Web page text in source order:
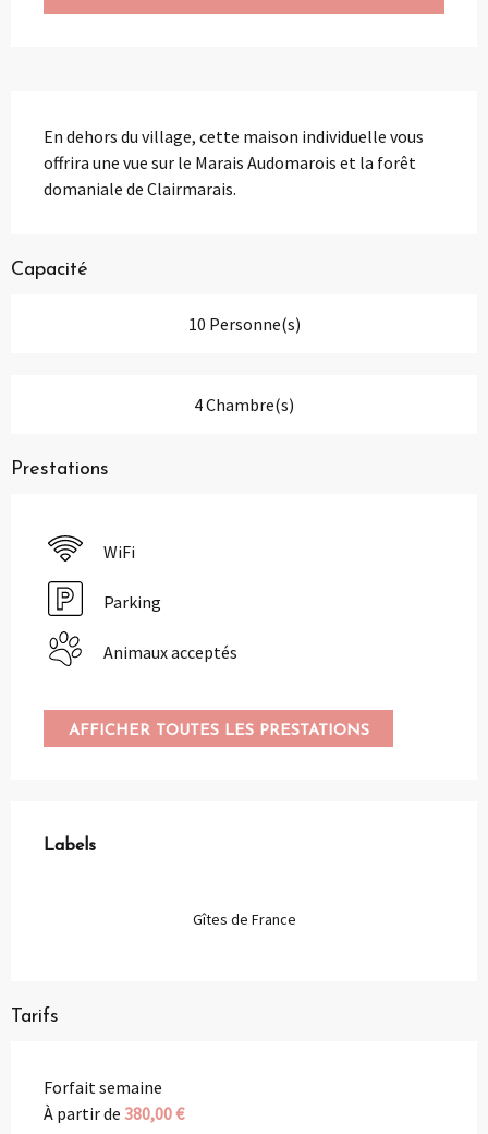
En dehors du village, cette maison individuelle vous
offrira une vue sur le Marais Audomarois et la forêt
domaniale de Clairmarais.
Capacité
10 Personne(s)
4 Chambre(s)
Prestations
WiFi
Parking
Animaux acceptés
AFFICHER TOUTES LES PRESTATIONS
Labels
Labels
Gîtes de France
Tarifs
Forfait semaine
À partir de 380,00 €